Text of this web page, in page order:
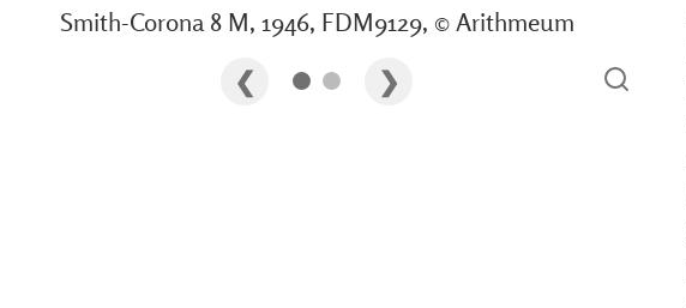
Smith-Corona 8 M, 1946, FDM9129, © Arithmeum